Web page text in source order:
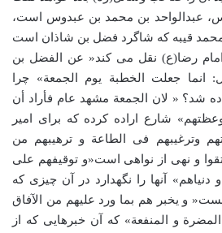
عبدالواحد بن محمد بن عبدوس است،
محمد قیبه که شاگرد فضل بن شاذان است
رضا(ع) نقل می کند« عن الفضل بن
انما جعلت الخطبة یوم الجمعة» چرا
شد؟ « لان الجمعة مشهد عام فأراد أن
شارع اراده کرده که برای امیر
وترغیبهم فی الطاعة و ترهیبهم من
و نهی از نواهی است«و توقیفهم علی
آنها را نگهدارد در آن چیزی که
و یخبر هم بما ورد علیهم من الآفاق
و المنفعة» که آن خبرهایی که از